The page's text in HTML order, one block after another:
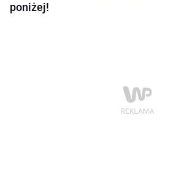
poniżej!